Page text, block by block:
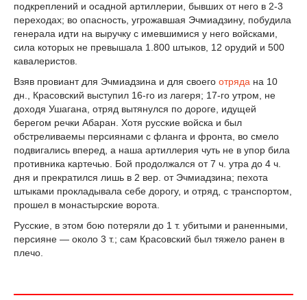
подкреплений и осадной артиллерии, бывших от него в 2-3
переходах; во опасность, угрожавшая Эчмиадзину, побудила
генерала идти на выручку с имевшимися у него войсками,
сила которых не превышала 1.800 штыков, 12 орудий и 500
кавалеристов.
Взяв провиант для Эчмиадзина и для своего отряда на 10
дн., Красовский выступил 16-го из лагеря; 17-го утром, не
доходя Ушагана, отряд вытянулся по дороге, идущей
берегом речки Абаран. Хотя русские войска и был
обстреливаемы персиянами с фланга и фронта, во смело
подвигались вперед, а наша артиллерия чуть не в упор била
противника картечью. Бой продолжался от 7 ч. утра до 4 ч.
дня и прекратился лишь в 2 вер. от Эчмиадзина; пехота
штыками прокладывала себе дорогу, и отряд, с транспортом,
прошел в монастырские ворота.
Русские, в этом бою потеряли до 1 т. убитыми и раненными,
персияне — около 3 т.; сам Красовский был тяжело ранен в
плечо.